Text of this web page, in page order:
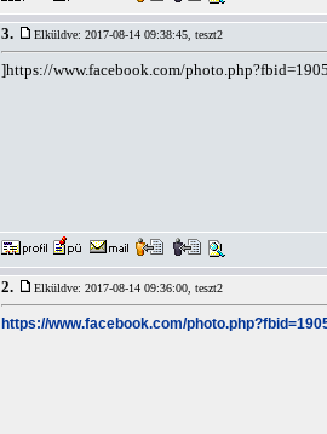
3. Elküldve: 2017-08-14 09:38:45, teszt2
]https://www.facebook.com/
2. Elküldve: 2017-08-14 09:36:00, teszt2
https://www.facebook.com/